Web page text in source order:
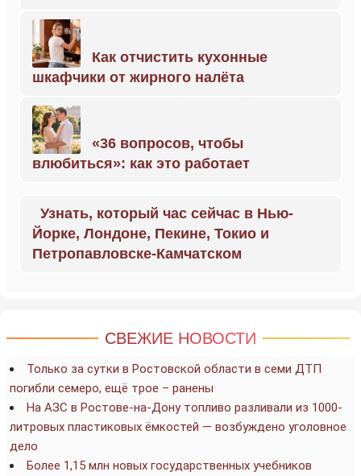
Как отчистить кухонные
шкафчики от жирного налёта
«36 вопросов, чтобы
влюбиться»: как это работает
Узнать, который час сейчас в Нью-
Йорке, Лондоне, Пекине, Токио и
Петропавловске-Камчатском
СВЕЖИЕ НОВОСТИ
Только за сутки в Ростовской области в семи ДТП
погибли семеро, ещё трое – ранены
На АЗС в Ростове-на-Дону топливо разливали из 1000-
литровых пластиковых ёмкостей — возбуждено уголовное
дело
Более 1,15 млн новых государственных учебников